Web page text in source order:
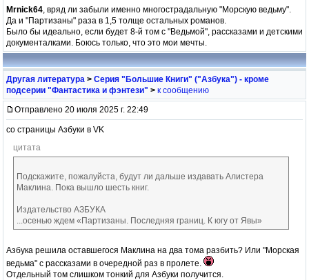
Mrnick64, вряд ли забыли именно многострадальную "Морскую ведьму".
Да и "Партизаны" раза в 1,5 толще остальных романов.
Было бы идеально, если будет 8-й том с "Ведьмой", рассказами и детскими
документалками. Боюсь только, что это мои мечты.
Другая литература > Серия "Большие Книги" ("Азбука") - кроме
подсерии "Фантастика и фэнтези" > к сообщению
Отправлено 20 июля 2025 г. 22:49
со страницы Азбуки в VK
цитата
Подскажите, пожалуйста, будут ли дальше издавать Алистера
Маклина. Пока вышло шесть книг.
Издательство АЗБУКА
...осенью ждем «Партизаны. Последняя границ. К югу от Явы»
Азбука решила оставшегося Маклина на два тома разбить? Или "Морская
ведьма" с рассказами в очередной раз в пролете.
Отдельный том слишком тонкий для Азбуки получится.